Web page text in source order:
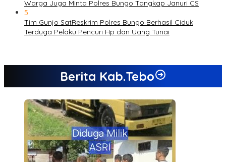
Warga Juga Minta Polres Bungo Tangkap Januri CS
5
Tim Gunjo SatReskrim Polres Bungo Berhasil Ciduk
Terduga Pelaku Pencuri Hp dan Uang Tunai
Berita Kab.Tebo